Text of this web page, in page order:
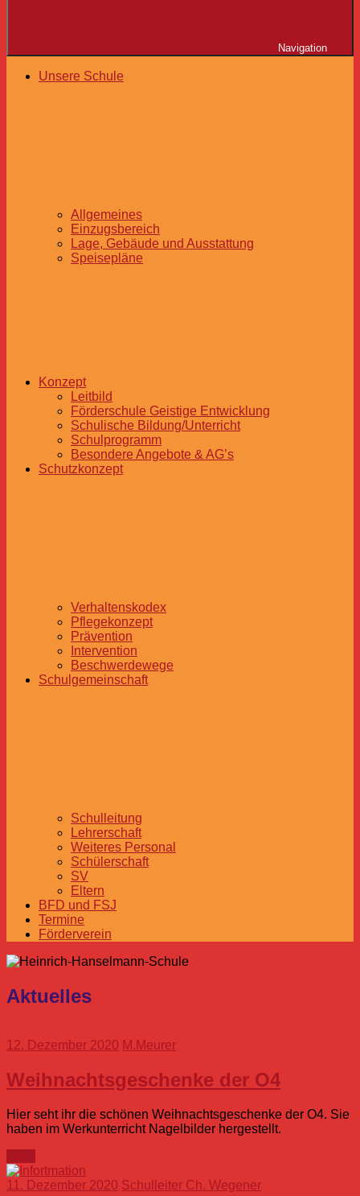
Navigation
Unsere Schule
Allgemeines
Einzugsbereich
Lage, Gebäude und Ausstattung
Speisepläne
Konzept
Leitbild
Förderschule Geistige Entwicklung
Schulische Bildung/Unterricht
Schulprogramm
Besondere Angebote & AG’s
Schutzkonzept
Verhaltenskodex
Pflegekonzept
Prävention
Intervention
Beschwerdewege
Schulgemeinschaft
Schulleitung
Lehrerschaft
Weiteres Personal
Schülerschaft
SV
Eltern
BFD und FSJ
Termine
Förderverein
Aktuelles
12. Dezember 2020 M.Meurer
Weihnachtsgeschenke der O4
Hier seht ihr die schönen Weihnachtsgeschenke der O4. Sie
haben im Werkunterricht Nagelbilder hergestellt.
11. Dezember 2020 Schulleiter Ch. Wegener